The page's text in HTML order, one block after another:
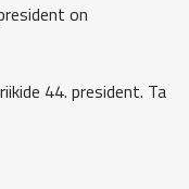
on
44. president. Ta